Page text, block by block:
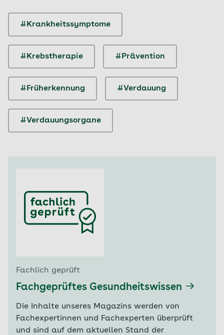
#Krankheitssymptome
#Krebstherapie #Prävention
#Früherkennung #Verdauung
#Verdauungsorgane
Fachlich geprüft
Fachgeprüftes Gesundheitswissen
Die Inhalte unseres Magazins werden von
Fachexpertinnen und Fachexperten überprüft
und sind auf dem aktuellen Stand der